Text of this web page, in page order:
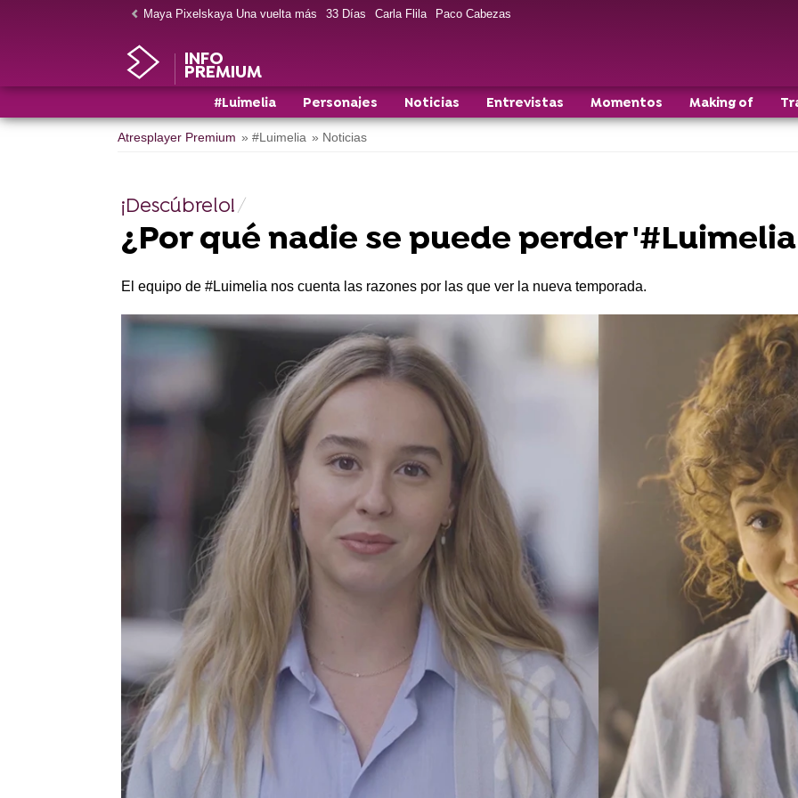
Maya Pixelskaya Una vuelta más 33 Días Carla Flila Paco Cabezas
INFO
PREMIUM
#Luimelia Personajes Noticias Entrevistas Momentos Making of
Atresplayer Premium » #Luimelia » Noticias
¡Descúbrelo!
¿Por qué nadie se puede perder
El equipo de #Luimelia nos cuenta las razones por las que ver la nueva temporada.
atresplayer
Madrid
22 de julio de 2021, 10:38
Facebook
Twitter
“#Luimelia nació de un experimento pequeñito y se ha convertido
en una serie de la hostia” , así nos lo cuenta Paula Usero, quien da
vida al personaje de Luisita. #Luimelia significa muchas cosas,
visibilidad, frescura, humor, libertad, y todo ello se ha conseguido
hablando desde el corazón y la honestidad.